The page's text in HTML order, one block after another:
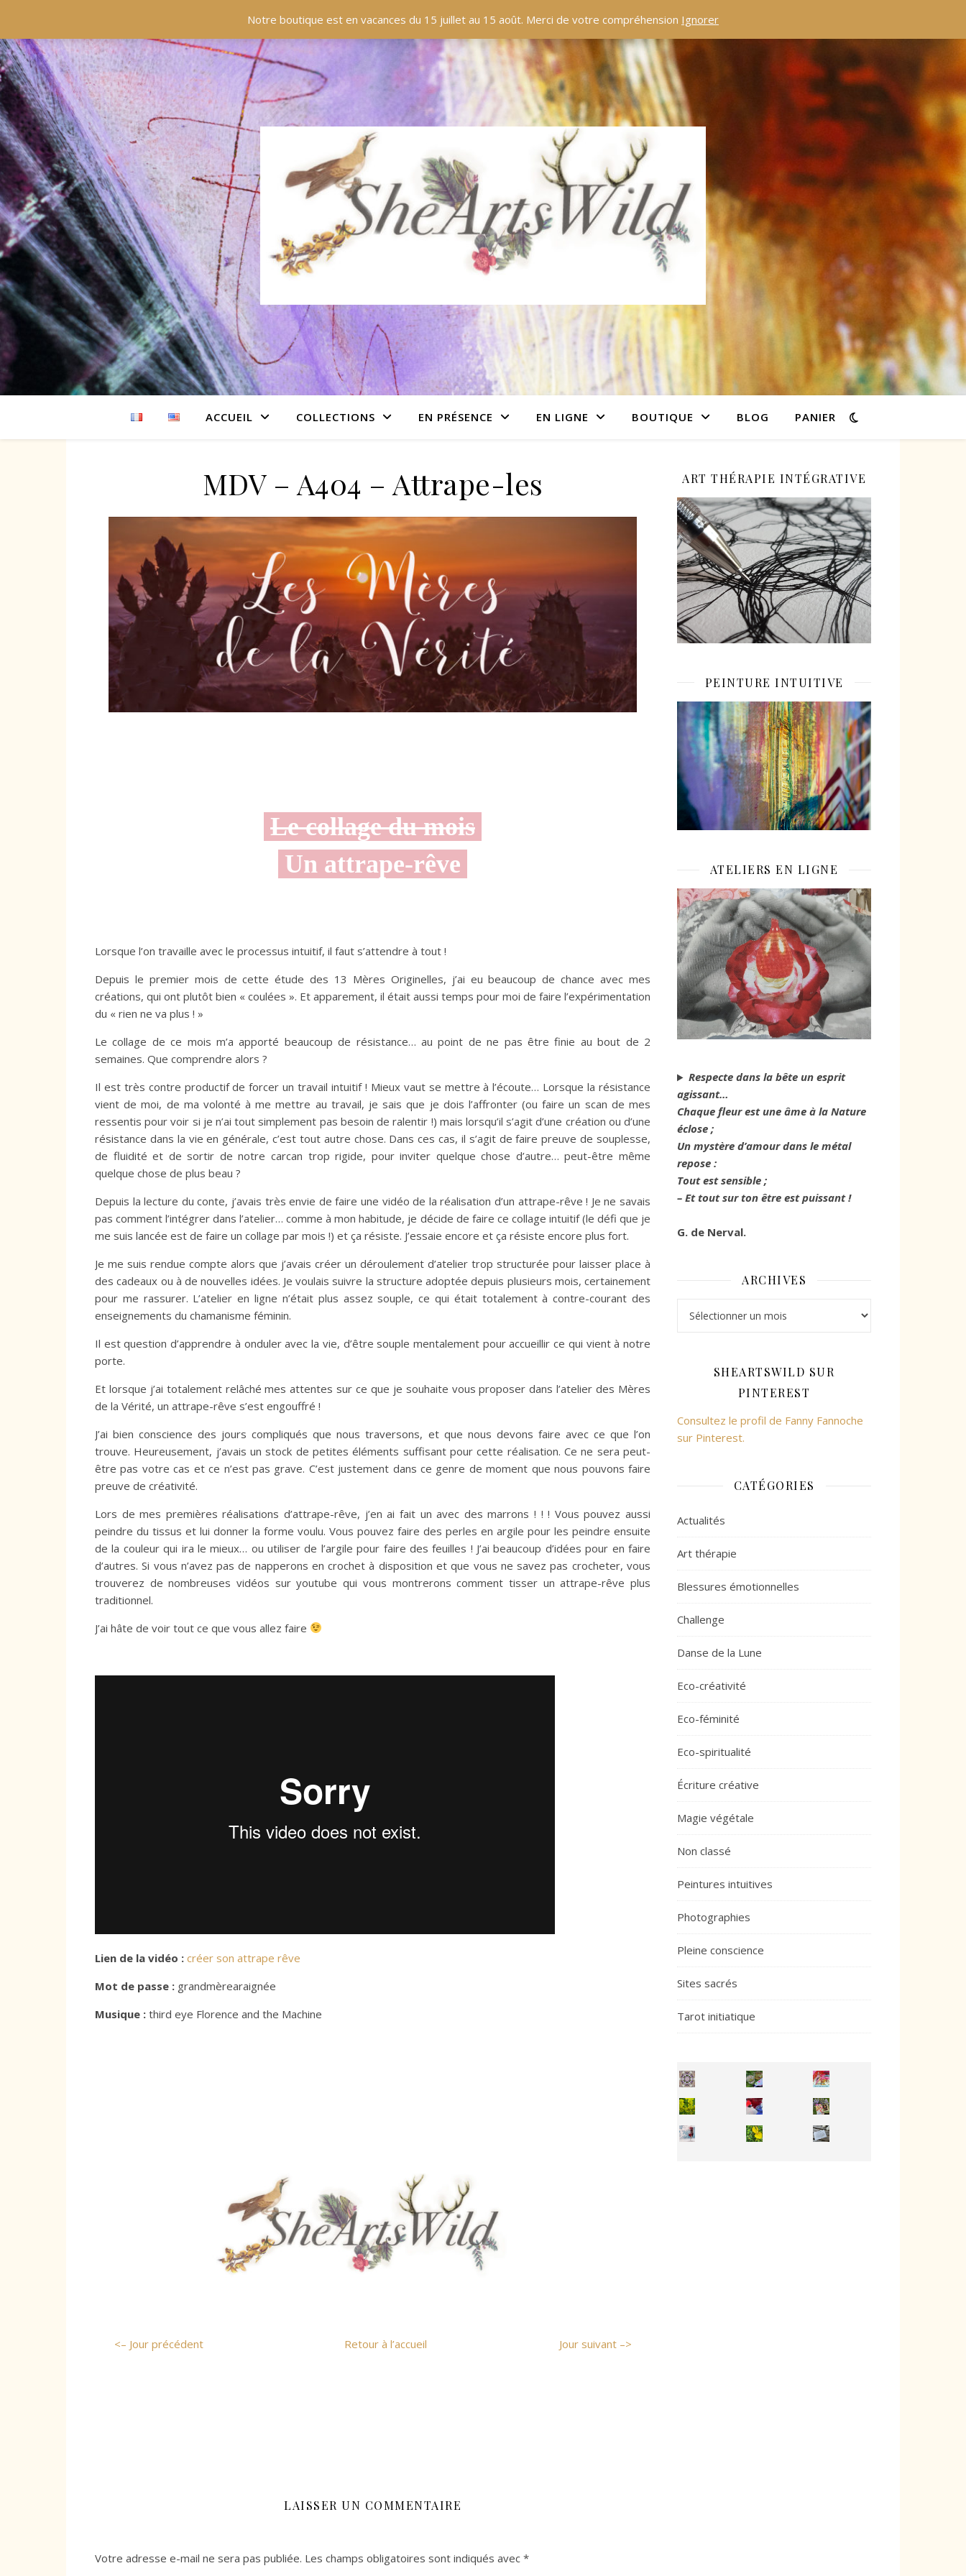
Notre boutique est en vacances du 15 juillet au 15 août. Merci de votre compréhension Ignorer
COLLECTIONS EN PRÉSENCE EN LIGNE BOUTIQUE BLOG PANIER
ACCUEIL COLLECTIONS EN PRÉSENCE EN LIGNE BOUTIQUE BLOG PANIER
MDV – A404 – Attrape-les
Le collage du mois
Un attrape-rêve
Lorsque l’on travaille avec le processus intuitif, il faut s’attendre à tout !
Depuis le premier mois de cette étude des 13 Mères Originelles, j’ai eu beaucoup de chance avec mes
créations, qui ont plutôt bien « coulées ». Et apparement, il était aussi temps pour moi de faire l’expérimentation
du « rien ne va plus ! »
Le collage de ce mois m’a apporté beaucoup de résistance… au point de ne pas être finie au bout de 2
semaines. Que comprendre alors ?
Il est très contre productif de forcer un travail intuitif ! Mieux vaut se mettre à l’écoute… Lorsque la résistance
vient de moi, de ma volonté à me mettre au travail, je sais que je dois l’affronter (ou faire un scan de mes
ressentis pour voir si je n’ai tout simplement pas besoin de ralentir !) mais lorsqu’il s’agit d’une création ou d’une
résistance dans la vie en générale, c’est tout autre chose. Dans ces cas, il s’agit de faire preuve de souplesse,
de fluidité et de sortir de notre carcan trop rigide, pour inviter quelque chose d’autre… peut-être même
quelque chose de plus beau ?
Depuis la lecture du conte, j’avais très envie de faire une vidéo de la réalisation d’un attrape-rêve ! Je ne savais
pas comment l’intégrer dans l’atelier… comme à mon habitude, je décide de faire ce collage intuitif (le défi que je
me suis lancée est de faire un collage par mois !) et ça résiste. J’essaie encore et ça résiste encore plus fort.
Je me suis rendue compte alors que j’avais créer un déroulement d’atelier trop structurée pour laisser place à
des cadeaux ou à de nouvelles idées. Je voulais suivre la structure adoptée depuis plusieurs mois, certainement
pour me rassurer. L’atelier en ligne n’était plus assez souple, ce qui était totalement à contre-courant des
enseignements du chamanisme féminin.
Il est question d’apprendre à onduler avec la vie, d’être souple mentalement pour accueillir ce qui vient à notre
porte.
Et lorsque j’ai totalement relâché mes attentes sur ce que je souhaite vous proposer dans l’atelier des Mères
de la Vérité, un attrape-rêve s’est engouffré !
J’ai bien conscience des jours compliqués que nous traversons, et que nous devons faire avec ce que l’on
trouve. Heureusement, j’avais un stock de petites éléments suffisant pour cette réalisation. Ce ne sera peut-
être pas votre cas et ce n’est pas grave. C’est justement dans ce genre de moment que nous pouvons faire
preuve de créativité.
Lors de mes premières réalisations d’attrape-rêve, j’en ai fait un avec des marrons ! ! ! Vous pouvez aussi
peindre du tissus et lui donner la forme voulu. Vous pouvez faire des perles en argile pour les peindre ensuite
de la couleur qui ira le mieux… ou utiliser de l’argile pour faire des feuilles ! J’ai beaucoup d’idées pour en faire
d’autres. Si vous n’avez pas de napperons en crochet à disposition et que vous ne savez pas crocheter, vous
trouverez de nombreuses vidéos sur youtube qui vous montrerons comment tisser un attrape-rêve plus
traditionnel.
J’ai hâte de voir tout ce que vous allez faire
Lien de la vidéo : créer son attrape rêve
Mot de passe : grandmèrearaignée
Musique : third eye Florence and the Machine
<– Jour précédent Retour à l’accueil Jour suivant –>
LAISSER UN COMMENTAIRE
Votre adresse e-mail ne sera pas publiée. Les champs obligatoires sont indiqués avec *
ART THÉRAPIE INTÉGRATIVE
PEINTURE INTUITIVE
ATELIERS EN LIGNE
Respecte dans la bête un esprit
agissant…
Chaque fleur est une âme à la Nature
éclose ;
Un mystère d’amour dans le métal
repose :
Tout est sensible ;
– Et tout sur ton être est puissant !
G. de Nerval.
ARCHIVES
SHEARTSWILD SUR
PINTEREST
Consultez le profil de Fanny Fannoche
sur Pinterest.
CATÉGORIES
Actualités
Art thérapie
Blessures émotionnelles
Challenge
Danse de la Lune
Eco-créativité
Eco-féminité
Eco-spiritualité
Écriture créative
Magie végétale
Non classé
Peintures intuitives
Photographies
Pleine conscience
Sites sacrés
Tarot initiatique
Inhabit your body and understand its
You're
50/50 OR 100/100 ? The day after Ascension, w